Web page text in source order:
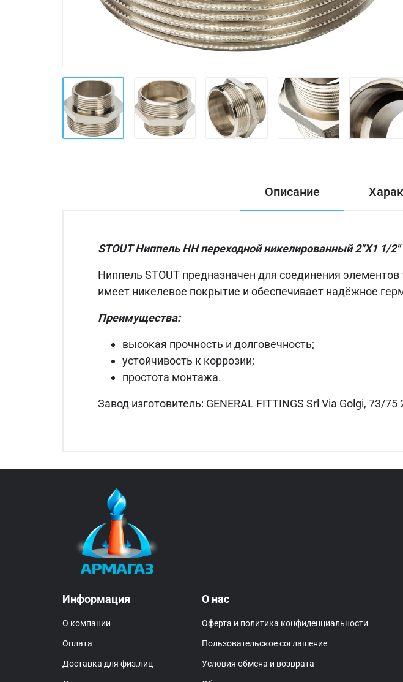
Описание
STOUT Ниппель НН переходной никелированный 2"X1 1/2"
Ниппель STOUT предназначен для соединения
имеет никелевое покрытие и обеспечивает надёжное
Преимущества:
высокая прочность и долговечность;
устойчивость к коррозии;
простота монтажа.
Завод изготовитель: GENERAL FITTINGS Srl Via Golgi, 73/
Информация
О компании
Оплата
Доставка для физ.лиц
О нас
Оферта и политика конфиденциальности
Пользовательское соглашение
Условия обмена и возврата